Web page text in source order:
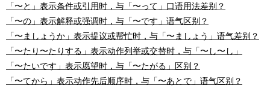
「〜と」表示条件或引用时，与「〜って」口语用法差别？
「〜の」表示解释或强调时，与「〜です」语气区别？
「〜ましょうか」表示提议或帮忙时，与「〜ましょう」语气差别？
「〜たり〜たりする」表示动作列举或交替时，与「〜し〜し」
「〜たいです」表示愿望时，与「〜たがる」区别？
「〜てから」表示动作先后顺序时，与「〜あとで」语气区别？